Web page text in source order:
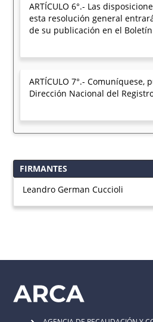
ARTÍCULO 6°.- Las
esta resolución general
de su publicación en el
ARTÍCULO 7°.- Comuníquese,
Dirección Nacional del
FIRMANTES
Leandro German Cuccioli